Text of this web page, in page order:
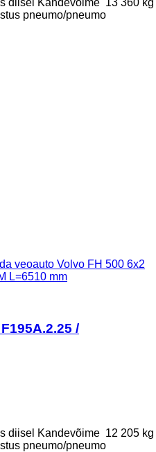
diisel Kandevõime 13 360 kg
pneumo/pneumo
veoauto Volvo FH 500 6x2
L=6510 mm
/
diisel Kandevõime 12 205 kg
pneumo/pneumo